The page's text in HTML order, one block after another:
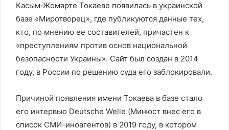
Касым-Жомарте Токаеве появилась в украинской
базе «Миротворец», где публикуются данные тех,
кто, по мнению ее составителей, причастен к
«преступлениям против основ национальной
безопасности Украины». Сайт был создан в 2014
году, в России по решению суда его заблокировали.
Причиной появления имени Токаева в базе стало
его интервью Deutsche Welle (Минюст внес его в
список СМИ-иноагентов) в 2019 году, в котором